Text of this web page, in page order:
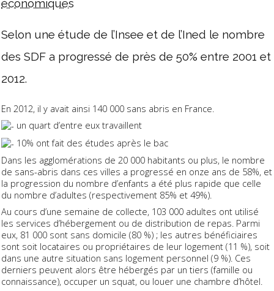
Selon une étude de l’Insee et de l’Ined le nombre
des SDF a progressé de près de 50% entre 2001 et
2012.
En 2012, il y avait ainsi 140 000 sans abris en France.
un quart d’entre eux travaillent
10% ont fait des études après le bac
Dans les agglomérations de 20 000 habitants ou plus, le nombre
de sans-abris dans ces villes a progressé en onze ans de 58%, et
la progression du nombre d’enfants a été plus rapide que celle
du nombre d’adultes (respectivement 85% et 49%).
Au cours d’une semaine de collecte, 103 000 adultes ont utilisé
les services d’hébergement ou de distribution de repas. Parmi
eux, 81 000 sont sans domicile (80 %) ; les autres bénéficiaires
sont soit locataires ou propriétaires de leur logement (11 %), soit
dans une autre situation sans logement personnel (9 %). Ces
derniers peuvent alors être hébergés par un tiers (famille ou
connaissance), occuper un squat, ou louer une chambre d’hôtel.